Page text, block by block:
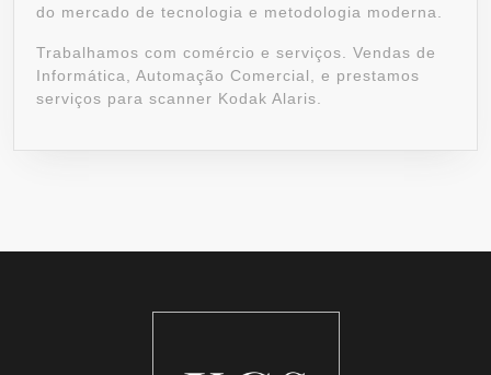
do mercado de tecnologia e metodologia moderna.
Trabalhamos com comércio e serviços. Vendas de
Informática, Automação Comercial, e prestamos
serviços para scanner Kodak Alaris.